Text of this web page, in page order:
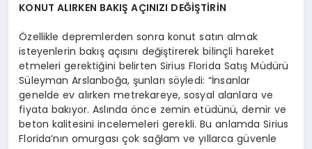
KONUT ALIRKEN BAKIŞ AÇINIZI DEĞİŞTİRİN
Özellikle depremlerden sonra konut satın almak
isteyenlerin bakış açısını değiştirerek bilinçli hareket
etmeleri gerektiğini belirten Sirius Florida Satış Müdürü
Süleyman Arslanboğa, şunları söyledi: “İnsanlar
genelde ev alırken metrekareye, sosyal alanlara ve
fiyata bakıyor. Aslında önce zemin etüdünü, demir ve
beton kalitesini incelemeleri gerekli. Bu anlamda Sirius
Florida’nın omurgası çok sağlam ve yıllarca güvenle